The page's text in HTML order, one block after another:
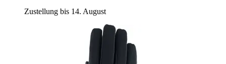
Zustellung bis 14. August